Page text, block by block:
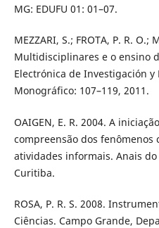
MG: EDUFU 01: 01–07.
MEZZARI, S.; FROTA, P. R. O.;
Multidisciplinares e o ensino
Electrónica de Investigación y
Monográfico: 107–119, 2011.
OAIGEN, E. R. 2004. A
compreensão dos fenômenos
atividades informais. Anais do
Curitiba.
ROSA, P. R. S. 2008.
Ciências. Campo Grande,